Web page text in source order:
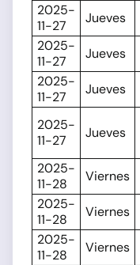
2025-
11-27
Jueves
2025-
11-27
Jueves
2025-
11-27
Jueves
2025-
11-27
Jueves
2025-
11-28
Viernes
2025-
11-28
Viernes
2025-
11-28
Viernes